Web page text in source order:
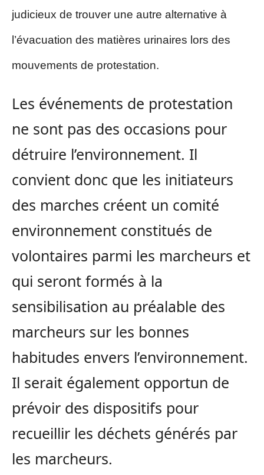
judicieux de trouver une autre alternative à
l’évacuation des matières urinaires lors des
mouvements de protestation.
Les événements de protestation
ne sont pas des occasions pour
détruire l’environnement. Il
convient donc que les initiateurs
des marches créent un comité
environnement constitués de
volontaires parmi les marcheurs et
qui seront formés à la
sensibilisation au préalable des
marcheurs sur les bonnes
habitudes envers l’environnement.
Il serait également opportun de
prévoir des dispositifs pour
recueillir les déchets générés par
les marcheurs.